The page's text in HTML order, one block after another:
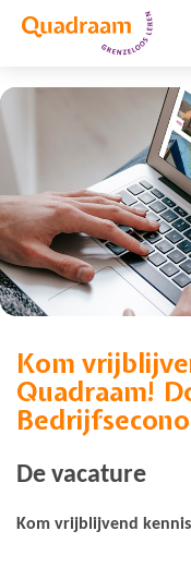
Vacature
Kom
Quadraam!
De vacature
Kom vrijblijvend